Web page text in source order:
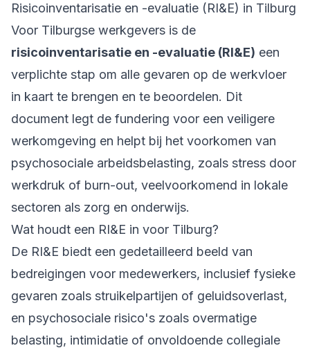
Risicoinventarisatie en -evaluatie (RI&E) in Tilburg
Voor Tilburgse werkgevers is de
risicoinventarisatie en -evaluatie (RI&E) een
verplichte stap om alle gevaren op de werkvloer
in kaart te brengen en te beoordelen. Dit
document legt de fundering voor een veiligere
werkomgeving en helpt bij het voorkomen van
psychosociale arbeidsbelasting, zoals stress door
werkdruk of burn-out, veelvoorkomend in lokale
sectoren als zorg en onderwijs.
Wat houdt een RI&E in voor Tilburg?
De RI&E biedt een gedetailleerd beeld van
bedreigingen voor medewerkers, inclusief fysieke
gevaren zoals struikelpartijen of geluidsoverlast,
en psychosociale risico's zoals overmatige
belasting, intimidatie of onvoldoende collegiale